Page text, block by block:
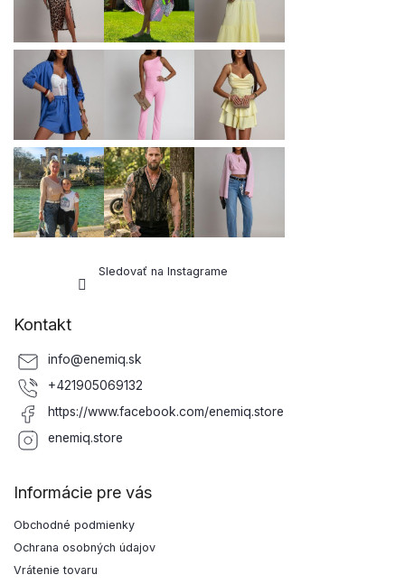
v
ý
Sledovať na Instagrame
Kontakt
info@enemiq.sk
+421905069132
https://www.facebook.com/enemiq.store
enemiq.store
Informácie pre vás
Obchodné podmienky
Ochrana osobných údajov
Vrátenie tovaru